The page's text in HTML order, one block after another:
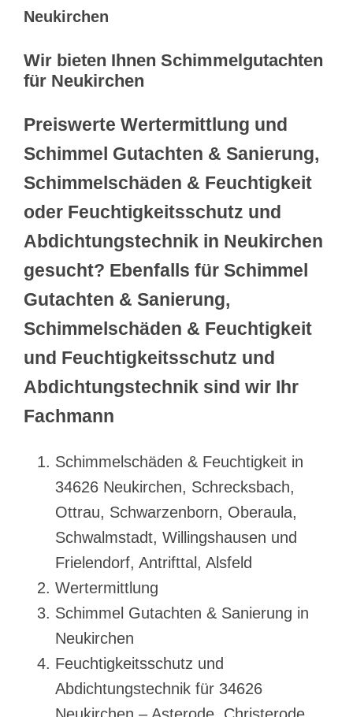
Neukirchen
Wir bieten Ihnen Schimmelgutachten
für Neukirchen
Preiswerte Wertermittlung und
Schimmel Gutachten & Sanierung,
Schimmelschäden & Feuchtigkeit
oder Feuchtigkeitsschutz und
Abdichtungstechnik in Neukirchen
gesucht? Ebenfalls für Schimmel
Gutachten & Sanierung,
Schimmelschäden & Feuchtigkeit
und Feuchtigkeitsschutz und
Abdichtungstechnik sind wir Ihr
Fachmann
Schimmelschäden & Feuchtigkeit in
34626 Neukirchen, Schrecksbach,
Ottrau, Schwarzenborn, Oberaula,
Schwalmstadt, Willingshausen und
Frielendorf, Antrifttal, Alsfeld
Wertermittlung
Schimmel Gutachten & Sanierung in
Neukirchen
Feuchtigkeitsschutz und
Abdichtungstechnik für 34626